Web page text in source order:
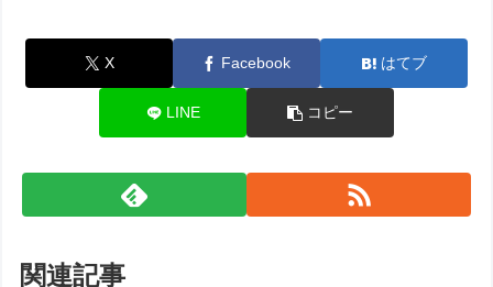
X Facebook はてブ
LINE コピー
関連記事